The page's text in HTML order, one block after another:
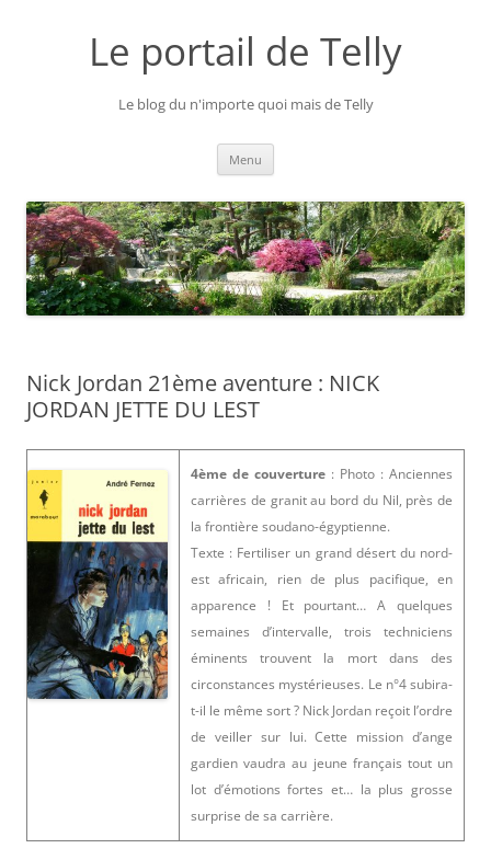
Le portail de Telly
Le blog du n'importe quoi mais de Telly
Menu
Nick Jordan 21ème aventure : NICK
JORDAN JETTE DU LEST
4ème de couverture : Photo : Anciennes
carrières de granit au bord du Nil, près de
la frontière soudano-égyptienne.
Texte : Fertiliser un grand désert du nord-
est africain, rien de plus pacifique, en
apparence ! Et pourtant… A quelques
semaines d’intervalle, trois techniciens
éminents trouvent la mort dans des
circonstances mystérieuses. Le n°4 subira-
t-il le même sort ? Nick Jordan reçoit l’ordre
de veiller sur lui. Cette mission d’ange
gardien vaudra au jeune français tout un
lot d’émotions fortes et… la plus grosse
surprise de sa carrière.